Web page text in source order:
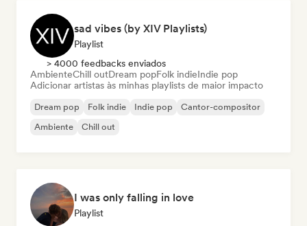
sad vibes (by XIV Playlists)
Playlist
> 4000 feedbacks enviados
AmbienteChill outDream popFolk indieIndie pop
Adicionar artistas às minhas playlists de maior impacto
Dream pop Folk indie Indie pop
Cantor-compositor
Ambiente
Chill out
I was only falling in love
Playlist